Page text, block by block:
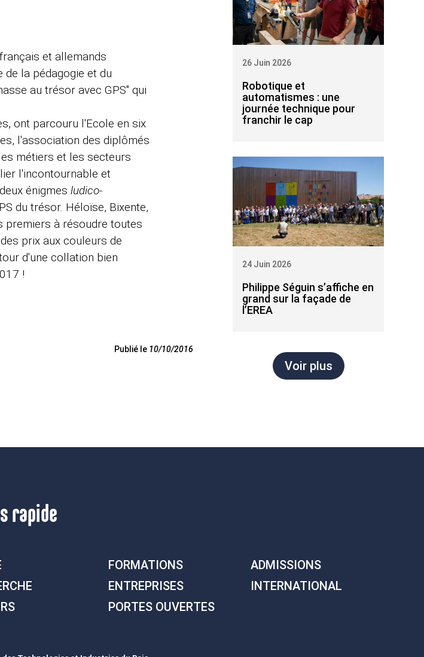
et allemands
la pédagogie et du
au trésor avec GPS" qui
ont parcouru l'Ecole en six
l'association des diplômés
métiers et les secteurs
l'incontournable et
énigmesludico-
du trésor. Héloïse, Bixente,
premiers à résoudre toutes
prix aux couleurs de
d'une collation bien
!
Publié le 10/10/2016
Robotique et
automatismes : une
journée technique pour
franchir le cap
26 Juin 2026
Philippe Séguin s’affiche en
grand sur la façade de
l’EREA
24 Juin 2026
Voir plus
rapide
FORMATIONS
ADMISSIONS
ENTREPRISES
INTERNATIONAL
PORTES OUVERTES